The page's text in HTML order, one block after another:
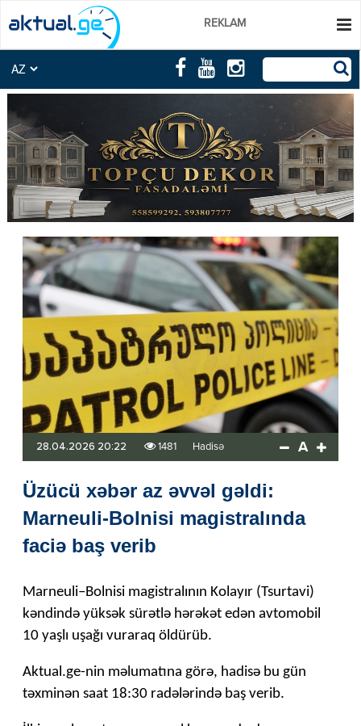
REKLAM
28.04.2026 20:22 1481 Hadisə A
Üzücü xəbər az əvvəl gəldi:
Marneuli-Bolnisi magistralında
faciə baş verib
Marneuli–Bolnisi magistralının Kolayır (Tsurtavi)
kəndində yüksək sürətlə hərəkət edən avtomobil
10 yaşlı uşağı vuraraq öldürüb.
Aktual.ge-nin məlumatına görə, hadisə bu gün
təxminən saat 18:30 radələrində baş verib.